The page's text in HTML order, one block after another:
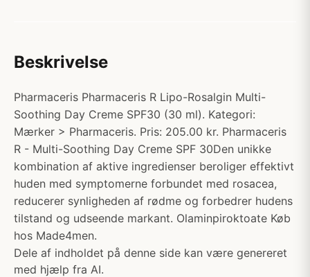
Beskrivelse
Pharmaceris Pharmaceris R Lipo-Rosalgin Multi-
Soothing Day Creme SPF30 (30 ml). Kategori:
Mærker > Pharmaceris. Pris: 205.00 kr. Pharmaceris
R - Multi-Soothing Day Creme SPF 30Den unikke
kombination af aktive ingredienser beroliger effektivt
huden med symptomerne forbundet med rosacea,
reducerer synligheden af rødme og forbedrer hudens
tilstand og udseende markant. Olaminpiroktoate Køb
hos Made4men.
Dele af indholdet på denne side kan være genereret
med hjælp fra AI.